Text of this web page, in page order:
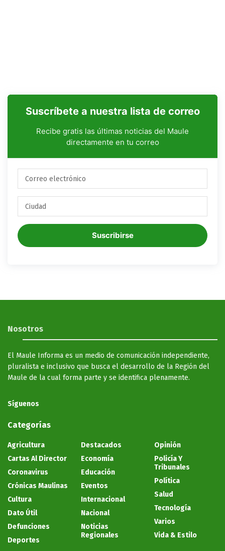
Suscríbete a nuestra lista de correo
Recibe gratis las últimas noticias del Maule
directamente en tu correo
Suscribirse
Nosotros
El Maule Informa es un medio de comunicación independiente,
pluralista e inclusivo que busca el desarrollo de la Región del
Maule de la cual forma parte y se identifica plenamente.
Síguenos
Categorías
Agricultura
Cartas Al Director
Coronavirus
Crónicas Maulinas
Cultura
Dato Útil
Defunciones
Deportes
Destacados
Economía
Educación
Eventos
Internacional
Nacional
Noticias
Regionales
Opinión
Policía Y
Tribunales
Política
Salud
Tecnología
Varios
Vida & Estilo